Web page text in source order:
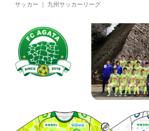
サッカー ｜ 九州サッカーリーグ